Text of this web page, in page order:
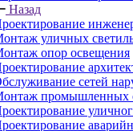
Назад
уличных
опор освещения
сетей
промышленных